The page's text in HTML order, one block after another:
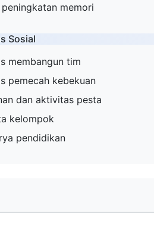
memori
Sosial
membangun tim
pemecah kebekuan
dan aktivitas pesta
kelompok
pendidikan